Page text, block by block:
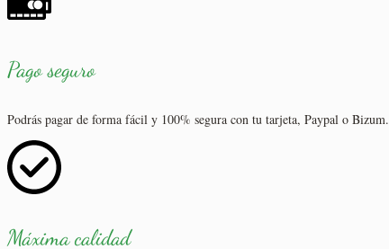
Pago seguro
Podrás pagar de forma fácil y 100% segura con tu tarjeta, Paypal o Bizum.
Máxima calidad